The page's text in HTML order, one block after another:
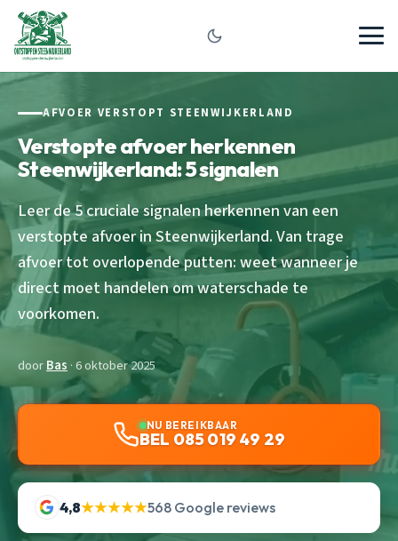
AFVOER VERSTOPT STEENWIJKERLAND
Verstopte afvoer herkennen
Steenwijkerland: 5 signalen
Leer de 5 cruciale signalen herkennen van een
verstopte afvoer in Steenwijkerland. Van trage
afvoer tot overlopende putten: weet wanneer je
direct moet handelen om waterschade te
voorkomen.
doorBas · 6 oktober 2025
NU BEREIKBAAR
BEL 085 019 49 29
4,8★★★★★568 Google reviews